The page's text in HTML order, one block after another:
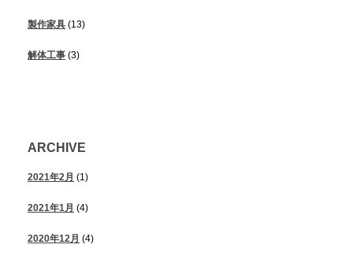
製作家具 (13)
解体工事 (3)
ARCHIVE
2021年2月 (1)
2021年1月 (4)
2020年12月 (4)